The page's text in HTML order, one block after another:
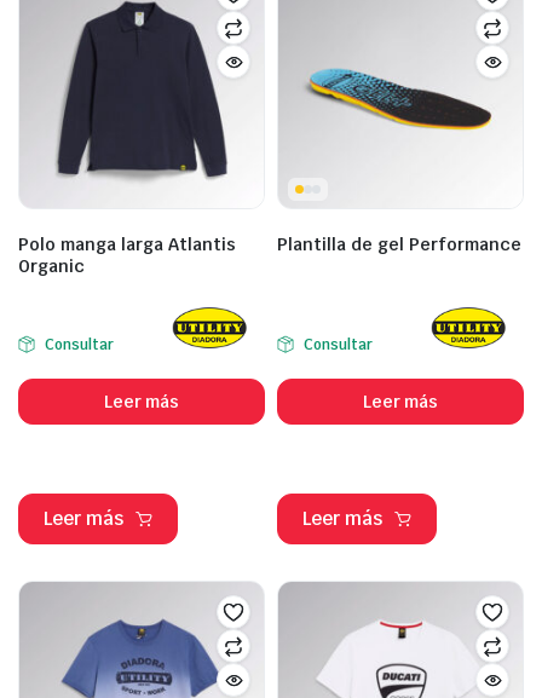
Polo manga larga Atlantis
Organic
Consultar
Leer más
Leer más
Plantilla de gel Performance
Consultar
Leer más
Leer más